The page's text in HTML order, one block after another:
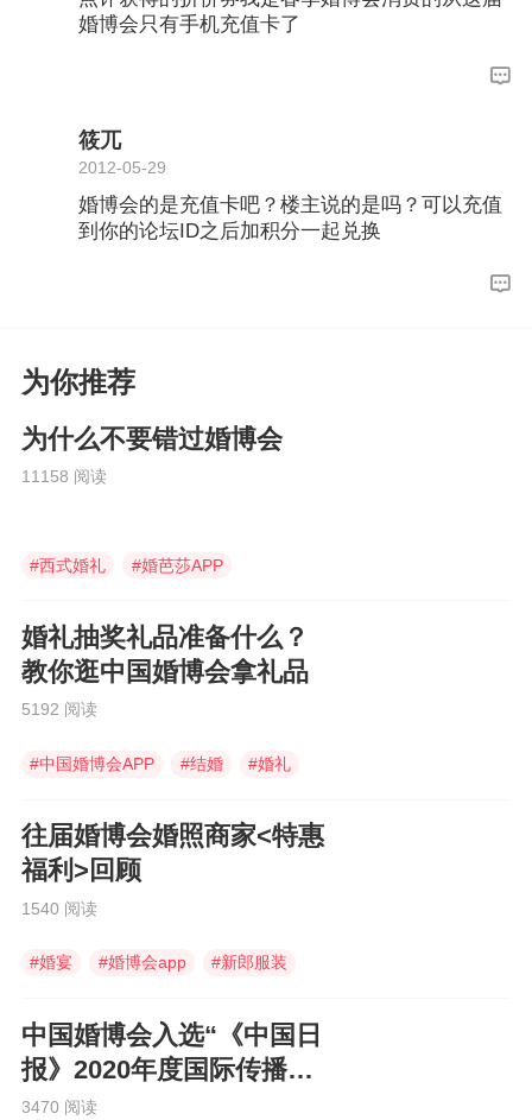
婚博会只有手机充值卡了
筱兀
2012-05-29
婚博会的是充值卡吧？楼主说的是吗？可以充值
到你的论坛ID之后加积分一起兑换
为你推荐
为什么不要错过婚博会
11158 阅读
#西式婚礼 #婚芭莎APP
婚礼抽奖礼品准备什么？
教你逛中国婚博会拿礼品
5192 阅读
#中国婚博会APP #结婚 #婚礼
往届婚博会婚照商家<特惠
福利>回顾
1540 阅读
#婚宴 #婚博会app #新郎服装
中国婚博会入选“《中国日
报》2020年度国际传播图
片”
3470 阅读